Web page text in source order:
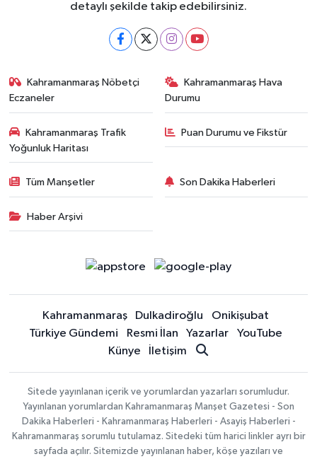
detaylı şekilde takip edebilirsiniz.
Kahramanmaraş Nöbetçi
Eczaneler
Kahramanmaraş Hava
Durumu
Kahramanmaraş Trafik
Yoğunluk Haritası
Puan Durumu ve Fikstür
Tüm Manşetler Son Dakika Haberleri
Haber Arşivi
Kahramanmaraş Dulkadiroğlu
Onikişubat
Türkiye Gündemi
Resmi İlan Yazarlar
YouTube
Künye
İletişim
Sitede yayınlanan içerik ve yorumlardan yazarları sorumludur.
Yayınlanan yorumlardan Kahramanmaraş Manşet Gazetesi - Son
Dakika Haberleri - Kahramanmaraş Haberleri - Asayiş Haberleri -
Kahramanmaraş sorumlu tutulamaz. Sitedeki tüm harici linkler ayrı bir
sayfada açılır. Sitemizde yayınlanan haber, köşe yazıları ve